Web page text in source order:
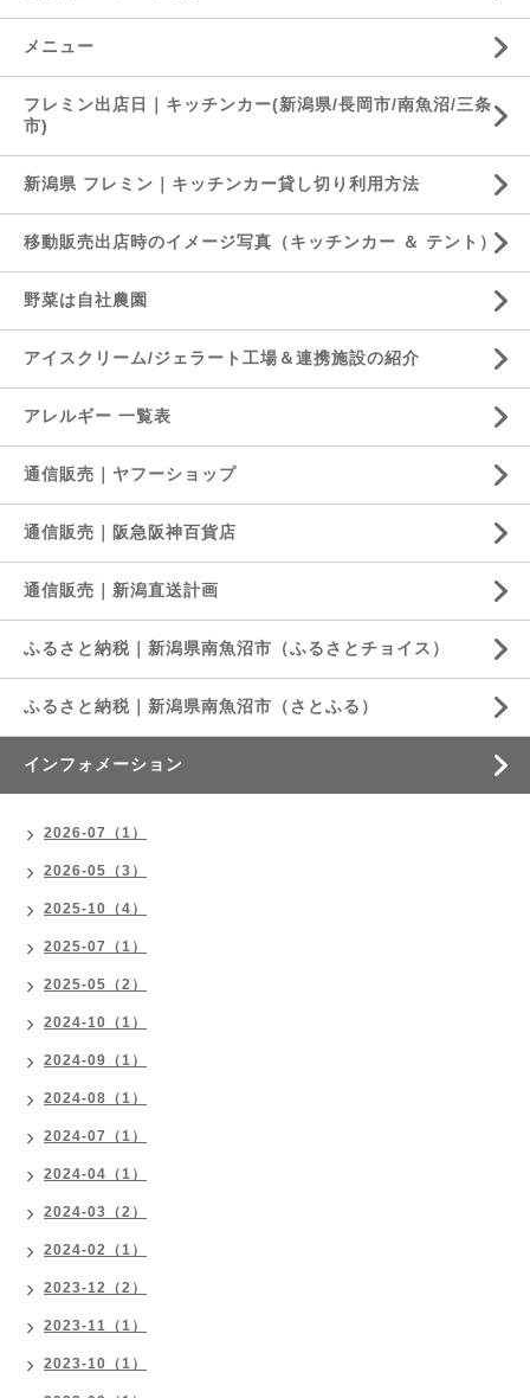
メニュー
フレミン出店日｜キッチンカー(新潟県/長岡市/南魚沼/三条
市)
新潟県 フレミン｜キッチンカー貸し切り利用方法
移動販売出店時のイメージ写真（キッチンカー ＆ テント）
野菜は自社農園
アイスクリーム/ジェラート工場＆連携施設の紹介
アレルギー 一覧表
通信販売｜ヤフーショップ
通信販売｜阪急阪神百貨店
通信販売｜新潟直送計画
ふるさと納税｜新潟県南魚沼市（ふるさとチョイス）
ふるさと納税｜新潟県南魚沼市（さとふる）
インフォメーション
2026-07（1）
2026-05（3）
2025-10（4）
2025-07（1）
2025-05（2）
2024-10（1）
2024-09（1）
2024-08（1）
2024-07（1）
2024-04（1）
2024-03（2）
2024-02（1）
2023-12（2）
2023-11（1）
2023-10（1）